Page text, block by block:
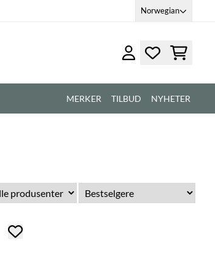
Norwegian
MERKER TILBUD NYHETER